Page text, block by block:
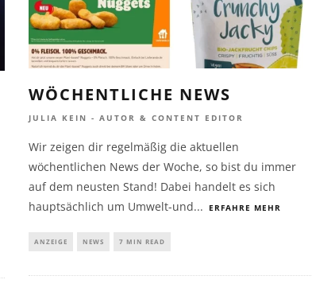
WÖCHENTLICHE NEWS
JULIA KEIN - AUTOR & CONTENT EDITOR
Wir zeigen dir regelmäßig die aktuellen
wöchentlichen News der Woche, so bist du immer
auf dem neusten Stand! Dabei handelt es sich
hauptsächlich um Umwelt-und... ERFAHRE MEHR
ANZEIGE NEWS 7 MIN READ